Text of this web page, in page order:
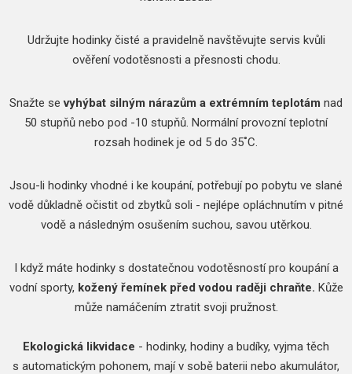
Udržujte hodinky čisté a pravidelně navštěvujte servis kvůli
ověření vodotěsnosti a přesnosti chodu.
Snažte sevyhýbat silným nárazům a extrémním teplotám nad
50 stupňů nebo pod -10 stupňů. Normální provozní teplotní
rozsah hodinek je od 5 do 35˚C.
Jsou-li hodinky vhodné i ke koupání, potřebují po pobytu ve slané
vodě důkladně očistit od zbytků soli - nejlépe opláchnutím v pitné
vodě a následným osušením suchou, savou utěrkou.
I když máte hodinky s dostatečnou vodotěsností pro koupání a
vodní sporty, kožený řemínek před vodou raději chraňte. Kůže
může namáčením ztratit svoji pružnost.
Ekologická likvidace - hodinky, hodiny a budíky, vyjma těch
s automatickým pohonem, mají v sobě baterii nebo akumulátor,